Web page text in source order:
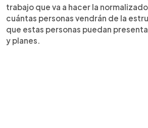
trabajo que va a hacer la
cuántas personas vendrán de la
que estas personas puedan
y planes.